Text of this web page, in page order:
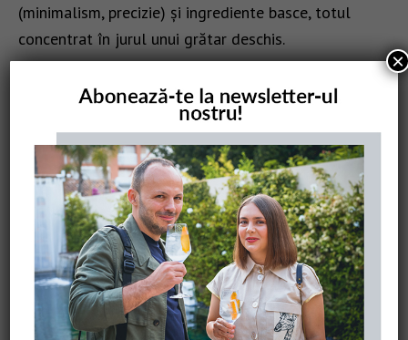
(minimalism, precizie) și ingrediente basce, totul
concentrat în jurul unui grătar deschis.
Înainte de a-și deschide propriul restaurant în 2023,
Tetsuro Maeda a lucrat timp de 10 ani ca sous-chef
la legendarul Asador Etxebarri (aflat la doar 450 de
metri distanță), sub îndrumarea maestrului Bittor
Arginzoniz. Acolo a învățat arta de a controla focul și
respectul absolut față de produs.
Pintxos tour cu Gabriel
×